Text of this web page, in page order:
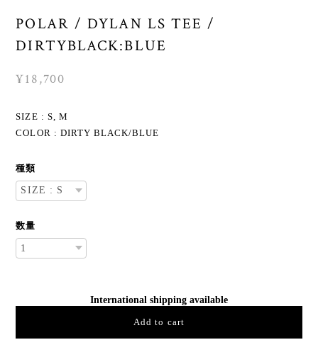
POLAR / DYLAN LS TEE /
DIRTYBLACK:BLUE
¥18,700
SIZE : S, M
COLOR : DIRTY BLACK/BLUE
種類
数量
International shipping available
Add to cart